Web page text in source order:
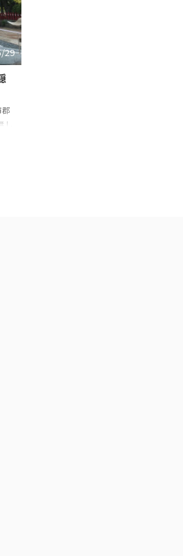
29